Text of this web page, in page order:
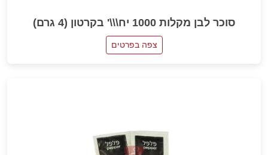
סוכר לבן מקלות 1000 יח\\\' בקרטון (4 גרם)
צפה בפרטים